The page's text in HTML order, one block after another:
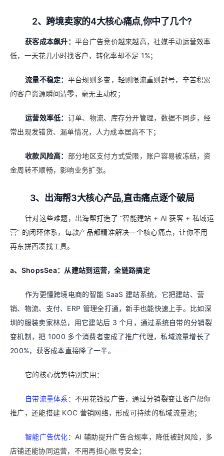
2、跨境卖家的4大核心痛点,你中了几个?
获客成本飙升：平台广告竞价越来越高，社媒手动运营效率
低，一天花几小时找客户，转化率却不足 1%；
流量不稳定： 平台规则多变，轻则限流重则封号，辛苦积累
的客户资源瞬间清零，毫无主动权；
运营效率低： 订单、物流、库存分开管理，数据不同步，经
常出现发错货、漏单情况，人力成本居高不下；
收款风险高： 部分地区支付方式受限，账户容易被冻结，资
金周转不顺畅，影响业务扩张。
3、出海帮3大核心产品,直击痛点逐个破局
针对这些难题，出海帮打造了 “智能建站 + AI 获客 + 私域运
营” 的闭环体系，每款产品都精准解决一个核心痛点，让你不用
再东拼西凑找工具。
a、 ShopsSea：从建站到运营，全链路搞定
作为更懂跨境电商的智能 SaaS 建站系统，它把建站、营
销、物流、支付、ERP 管理全打通，新手也能快速上手。比如深
圳的服装卖家林总，用它建站后 3 个月，通过系统自带的分销裂
变机制，把 1000 多个消费者变成了推广代理，私域流量增长了
200%，获客成本直接降了一半。
它的核心优势特别实用：
自带流量体系：不用花钱投广告，通过分销裂变让客户帮你
推广，还能搭建 KOC 营销网络，形成可持续的私域流量池；
智能广告优化： AI 辅助提升广告合规率，降低被封风险，多
店铺还能协同运营，不用再担心账号安全；